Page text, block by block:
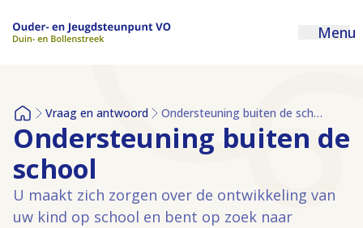
Menu
HomeVraag en antwoord Ondersteuning buiten de school
Ondersteuning buiten de
school
U maakt zich zorgen over de ontwikkeling van
uw kind op school en bent op zoek naar